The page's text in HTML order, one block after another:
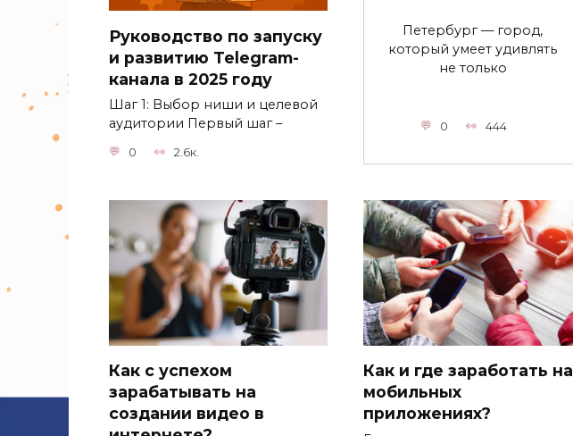
Руководство по запуску
и развитию Telegram-
канала в 2025 году
Шаг 1: Выбор ниши и целевой
аудитории Первый шаг –
0 2.6к.
Петербург — город,
который умеет удивлять
не только
0 444
Как с успехом
зарабатывать на
создании видео в
Как и где заработать на
мобильных
приложениях?